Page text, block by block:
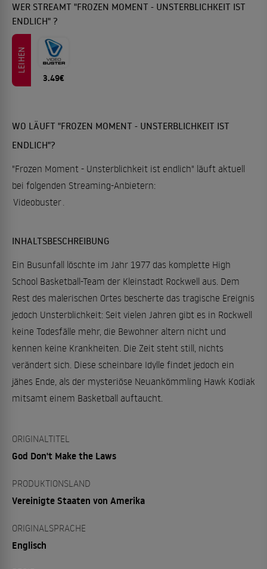
WER STREAMT "FROZEN MOMENT - UNSTERBLICHKEIT IST
ENDLICH" ?
LEIHEN
3.49€
WO LÄUFT "FROZEN MOMENT - UNSTERBLICHKEIT IST
ENDLICH"?
"Frozen Moment - Unsterblichkeit ist endlich" läuft aktuell
bei folgenden Streaming-Anbietern:
Videobuster.
INHALTSBESCHREIBUNG
Ein Busunfall löschte im Jahr 1977 das komplette High
School Basketball-Team der Kleinstadt Rockwell aus. Dem
Rest des malerischen Ortes bescherte das tragische Ereignis
jedoch Unsterblichkeit: Seit vielen Jahren gibt es in Rockwell
keine Todesfälle mehr, die Bewohner altern nicht und
kennen keine Krankheiten. Die Zeit steht still, nichts
verändert sich. Diese scheinbare Idylle findet jedoch ein
jähes Ende, als der mysteriöse Neuankömmling Hawk Kodiak
mitsamt einem Basketball auftaucht.
ORIGINALTITEL
God Don't Make the Laws
PRODUKTIONSLAND
Vereinigte Staaten von Amerika
ORIGINALSPRACHE
Englisch